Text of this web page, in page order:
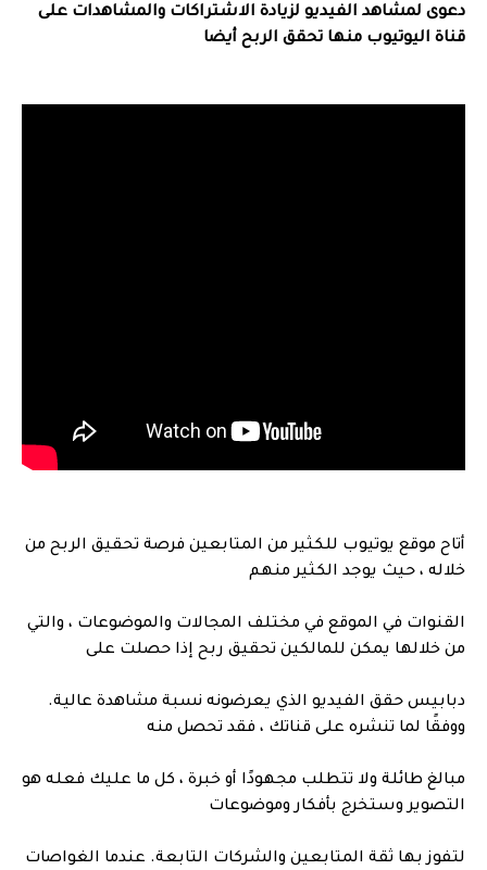
دعوى لمشاهد الفيديو لزيادة الاشتراكات والمشاهدات على
قناة اليوتيوب منها تحقق الربح أيضا
أتاح موقع يوتيوب للكثير من المتابعين فرصة تحقيق الربح من
خلاله ، حيث يوجد الكثير منهم
القنوات في الموقع في مختلف المجالات والموضوعات ، والتي
من خلالها يمكن للمالكين تحقيق ربح إذا حصلت على
دبابيس حقق الفيديو الذي يعرضونه نسبة مشاهدة عالية.
ووفقًا لما تنشره على قناتك ، فقد تحصل منه
مبالغ طائلة ولا تتطلب مجهودًا أو خبرة ، كل ما عليك فعله هو
التصوير وستخرج بأفكار وموضوعات
لتفوز بها ثقة المتابعين والشركات التابعة. عندما الغواصات